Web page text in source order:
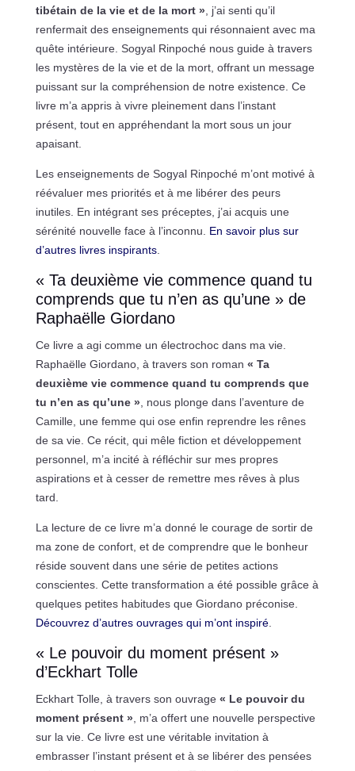
tibétain de la vie et de la mort », j’ai senti qu’il
renfermait des enseignements qui résonnaient avec ma
quête intérieure. Sogyal Rinpoché nous guide à travers
les mystères de la vie et de la mort, offrant un message
puissant sur la compréhension de notre existence. Ce
livre m’a appris à vivre pleinement dans l’instant
présent, tout en appréhendant la mort sous un jour
apaisant.
Les enseignements de Sogyal Rinpoché m’ont motivé à
réévaluer mes priorités et à me libérer des peurs
inutiles. En intégrant ses préceptes, j’ai acquis une
sérénité nouvelle face à l’inconnu. En savoir plus sur
d’autres livres inspirants.
« Ta deuxième vie commence quand tu
comprends que tu n’en as qu’une » de
Raphaëlle Giordano
Ce livre a agi comme un électrochoc dans ma vie.
Raphaëlle Giordano, à travers son roman « Ta
deuxième vie commence quand tu comprends que
tu n’en as qu’une », nous plonge dans l’aventure de
Camille, une femme qui ose enfin reprendre les rênes
de sa vie. Ce récit, qui mêle fiction et développement
personnel, m’a incité à réfléchir sur mes propres
aspirations et à cesser de remettre mes rêves à plus
tard.
La lecture de ce livre m’a donné le courage de sortir de
ma zone de confort, et de comprendre que le bonheur
réside souvent dans une série de petites actions
conscientes. Cette transformation a été possible grâce à
quelques petites habitudes que Giordano préconise.
Découvrez d’autres ouvrages qui m’ont inspiré.
« Le pouvoir du moment présent »
d’Eckhart Tolle
Eckhart Tolle, à travers son ouvrage « Le pouvoir du
moment présent », m’a offert une nouvelle perspective
sur la vie. Ce livre est une véritable invitation à
embrasser l’instant présent et à se libérer des pensées